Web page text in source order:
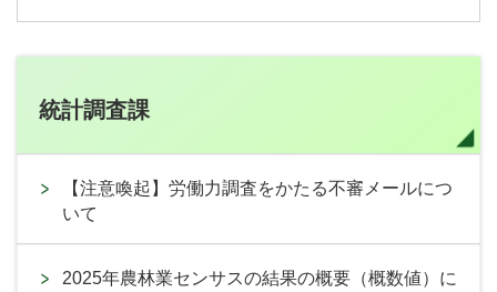
統計調査課
【注意喚起】労働力調査をかたる不審メールにつ
いて
2025年農林業センサスの結果の概要（概数値）に